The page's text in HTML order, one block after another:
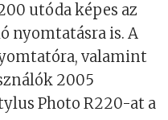
utóda képes az
nyomtatásra is. A
valamint
2005
Photo R220-at a